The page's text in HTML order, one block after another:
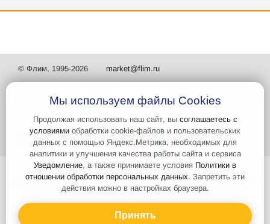
© Флим, 1995-2026 market@flim.ru
Задать вопрос Контакты
Интернет-сайт носит информационный характер и не является
публичной офертой, которая определяется положениями статьи 437
Гражданского кодекса РФ. Информация о характеристиках и
стоимости товаров, указанных на сайте, условия доставки может
быть изменена в одностороннем порядке. Информация по ценам,
Мы используем файлы Cookies
Продолжая использовать наш сайт, вы соглашаетесь с
условиями обработки cookie-файлов и пользовательских
данных с помощью Яндекс.Метрика, необходимых для
аналитики и улучшения качества работы сайта и сервиса
Уведомление, а также принимаете условия Политики в
отношении обработки персональных данных. Запретить эти
действия можно в настройках браузера.
Принять